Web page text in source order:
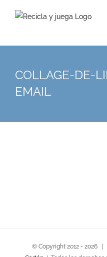
COLLAGE-DE-
EMAIL
© Copyright 2012 - 2026 |